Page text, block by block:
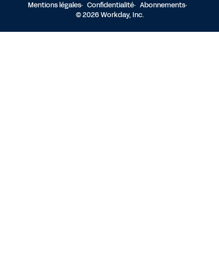
Mentions légales Confidentialité
Abonnements
© 2026 Workday, Inc.